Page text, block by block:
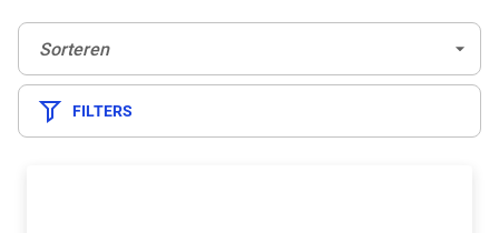
Sorteren:
Sorteren
FILTERS